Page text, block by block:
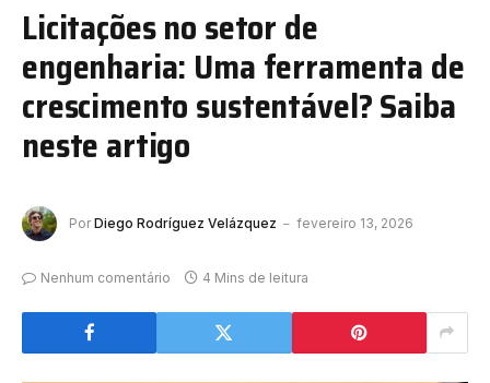
Licitações no setor de
engenharia: Uma ferramenta de
crescimento sustentável? Saiba
neste artigo
Por Diego Rodríguez Velázquez fevereiro 13, 2026
Nenhum comentário 4 Mins de leitura